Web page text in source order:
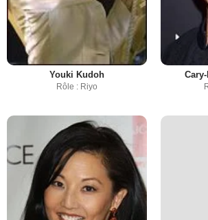
Youki Kudoh
Rôle : Riyo